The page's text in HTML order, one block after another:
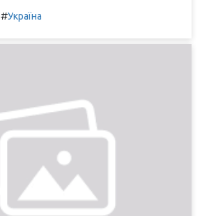
#Україна